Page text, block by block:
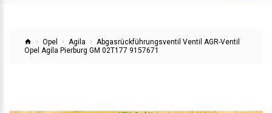
Opel Agila
Abgasrückführungsventil Ventil AGR-Ventil
Opel Agila Pierburg GM 02T177 9157671